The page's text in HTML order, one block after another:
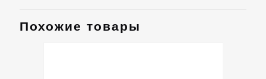
Похожие товары